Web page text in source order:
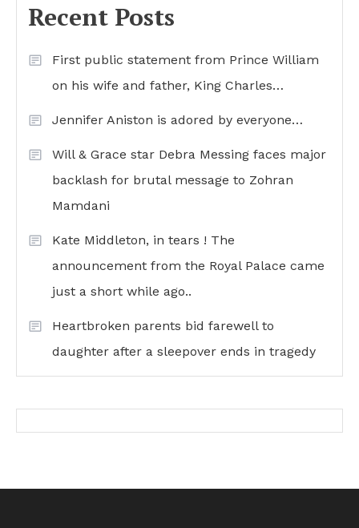
Recent Posts
First public statement from Prince William
on his wife and father, King Charles…
Jennifer Aniston is adored by everyone…
Will & Grace star Debra Messing faces major
backlash for brutal message to Zohran
Mamdani
Kate Middleton, in tears ! The
announcement from the Royal Palace came
just a short while ago..
Heartbroken parents bid farewell to
daughter after a sleepover ends in tragedy